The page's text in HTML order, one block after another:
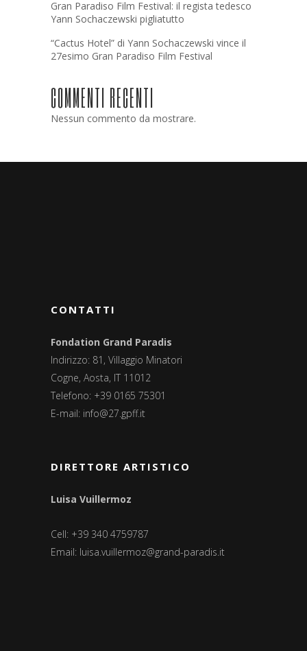
Gran Paradiso Film Festival: il regista tedesco
Yann Sochaczewski pigliatutto
“Cactus Hotel” di Yann Sochaczewski vince il
27esimo Gran Paradiso Film Festival
COMMENTI RECENTI
Nessun commento da mostrare.
CONTATTI
Fondation Grand Paradis
Indirizzo: 81, Villaggio Minatori
Cogne, Aosta, IT 11012
Telefono: +39 0165 75301
E-mail: info@27.gpff.it
DIRETTORE ARTISTICO
Luisa Vuillermoz
Cell: +39 340 4759787
Email: luisa.vuillermoz@grand-paradis.it